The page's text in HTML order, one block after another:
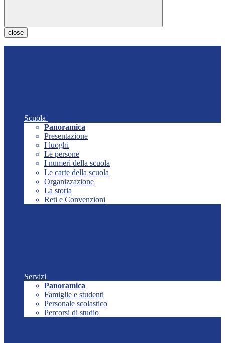
close
Scuola
Panoramica
Presentazione
I luoghi
Le persone
I numeri della scuola
Le carte della scuola
Organizzazione
La storia
Reti e Convenzioni
Servizi
Panoramica
Famiglie e studenti
Personale scolastico
Percorsi di studio